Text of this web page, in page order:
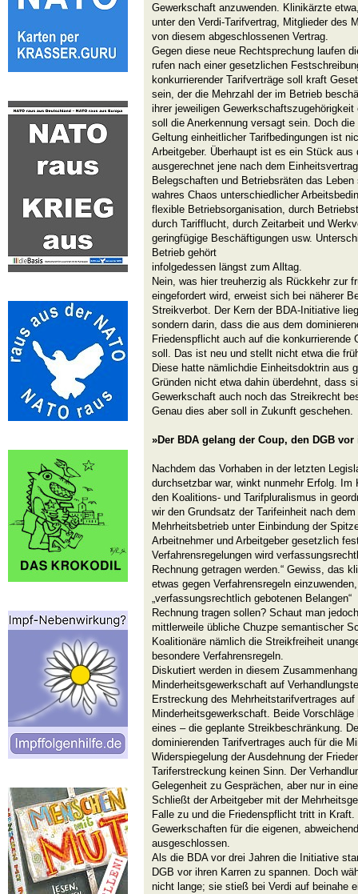
Gewerkschaft anzuwenden. Klinikärzte
unter den Verdi-Tarifvertrag, Mitglieder des
von diesem abgeschlossenen Vertrag.
Gegen diese neue Rechtsprechung laufen
rufen nach einer gesetzlichen
konkurrierender Tarifverträge soll kraft
sein, der die Mehrzahl der im Betrieb
ihrer jeweiligen
soll die Anerkennung versagt sein. Doch
Geltung einheitlicher Tarifbedingungen ist
Arbeitgeber. Überhaupt ist es ein Stück aus
ausgerechnet jene nach dem
Belegschaften und Betriebsräten das
wahres Chaos unterschiedlicher
flexible Betriebsorganisation, durch
durch Tarifflucht, durch Zeitarbeit und
geringfügige Beschäftigungen usw.
Betrieb gehört
infolgedessen längst zum Alltag.
Nein, was hier treuherzig als Rückkehr zur
eingefordert wird, erweist sich bei näherer
Streikverbot. Der Kern der BDA-Initiative
sondern darin, dass die aus dem
Friedenspflicht auch auf die konkurrierende
soll. Das ist neu und stellt nicht etwa die
Diese hatte nämlichdie Einheitsdoktrin aus
Gründen nicht etwa dahin überdehnt, dass
Gewerkschaft auch noch das Streikrecht
Genau dies aber soll in Zukunft geschehen.
»Der BDA gelang der Coup, den DGB
Nachdem das Vorhaben in der letzten
durchsetzbar war, winkt nunmehr Erfolg. Im
den Koalitions- und Tarifpluralismus in
wir den Grundsatz der Tarifeinheit nach
Mehrheitsbetrieb unter Einbindung der
Arbeitnehmer und Arbeitgeber gesetzlich
Verfahrensregelungen wird
Rechnung getragen werden.“ Gewiss, das
etwas gegen Verfahrensregeln
„verfassungsrechtlich gebotenen Belangen“
Rechnung tragen sollen? Schaut man
mittlerweile übliche Chuzpe semantischer
Koalitionäre nämlich die Streikfreiheit
besondere Verfahrensregeln.
Diskutiert werden in diesem
Minderheitsgewerkschaft auf
Erstreckung des Mehrheitstarifvertrages
Minderheitsgewerkschaft. Beide
eines – die geplante Streikbeschränkung.
dominierenden Tarifvertrages auch für die
Widerspiegelung der Ausdehnung der
Tariferstreckung keinen Sinn. Der
Gelegenheit zu Gesprächen, aber nur in
Schließt der Arbeitgeber mit der
Falle zu und die Friedenspflicht tritt in
Gewerkschaften für die eigenen,
ausgeschlossen.
Als die BDA vor drei Jahren die Initiative
DGB vor ihren Karren zu spannen. Doch
nicht lange; sie stieß bei Verdi auf beinahe